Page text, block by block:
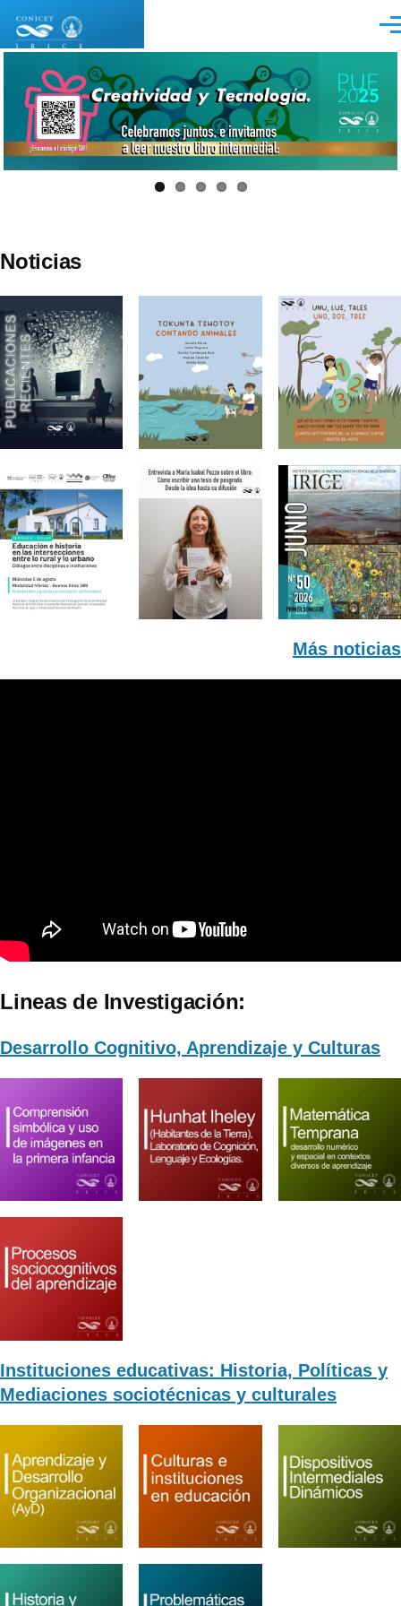
Noticias
Más noticias
Lineas de Investigación:
Desarrollo Cognitivo, Aprendizaje y Culturas
Instituciones educativas: Historia, Políticas y
Mediaciones sociotécnicas y culturales